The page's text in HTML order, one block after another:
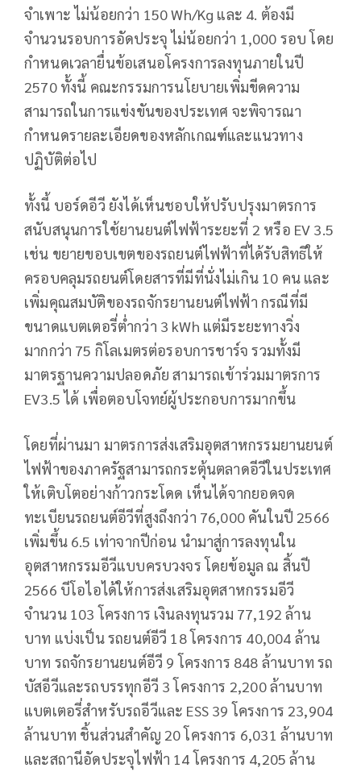
จำเพาะ ไม่น้อยกว่า 150 Wh/Kg และ 4. ต้องมี
จำนวนรอบการอัดประจุ ไม่น้อยกว่า 1,000 รอบ โดย
กำหนดเวลายื่นข้อเสนอโครงการลงทุนภายในปี
2570 ทั้งนี้ คณะกรรมการนโยบายเพิ่มขีดความ
สามารถในการแข่งขันของประเทศ จะพิจารณา
กำหนดรายละเอียดของหลักเกณฑ์และแนวทาง
ปฏิบัติต่อไป
ทั้งนี้ บอร์ดอีวี ยังได้เห็นชอบให้ปรับปรุงมาตรการ
สนับสนุนการใช้ยานยนต์ไฟฟ้าระยะที่ 2 หรือ EV 3.5
เช่น ขยายขอบเขตของรถยนต์ไฟฟ้าที่ได้รับสิทธิให้
ครอบคลุมรถยนต์โดยสารที่มีที่นั่งไม่เกิน 10 คน และ
เพิ่มคุณสมบัติของรถจักรยานยนต์ไฟฟ้า กรณีที่มี
ขนาดแบตเตอรี่ต่ำกว่า 3 kWh แต่มีระยะทางวิ่ง
มากกว่า 75 กิโลเมตรต่อรอบการชาร์จ รวมทั้งมี
มาตรฐานความปลอดภัย สามารถเข้าร่วมมาตรการ
EV3.5 ได้ เพื่อตอบโจทย์ผู้ประกอบการมากขึ้น
โดยที่ผ่านมา มาตรการส่งเสริมอุตสาหกรรมยานยนต์
ไฟฟ้าของภาครัฐสามารถกระตุ้นตลาดอีวีในประเทศ
ให้เติบโตอย่างก้าวกระโดด เห็นได้จากยอดจด
ทะเบียนรถยนต์อีวีที่สูงถึงกว่า 76,000 คันในปี 2566
เพิ่มขึ้น 6.5 เท่าจากปีก่อน นำมาสู่การลงทุนใน
อุตสาหกรรมอีวีแบบครบวงจร โดยข้อมูล ณ สิ้นปี
2566 บีโอไอได้ให้การส่งเสริมอุตสาหกรรมอีวี
จำนวน 103 โครงการ เงินลงทุนรวม 77,192 ล้าน
บาท แบ่งเป็น รถยนต์อีวี 18 โครงการ 40,004 ล้าน
บาท รถจักรยานยนต์อีวี 9 โครงการ 848 ล้านบาท รถ
บัสอีวีและรถบรรทุกอีวี 3 โครงการ 2,200 ล้านบาท
แบตเตอรี่สำหรับรถอีวีและ ESS 39 โครงการ 23,904
ล้านบาท ชิ้นส่วนสำคัญ 20 โครงการ 6,031 ล้านบาท
และสถานีอัดประจุไฟฟ้า 14 โครงการ 4,205 ล้าน